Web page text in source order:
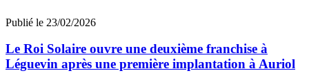
Publié le 23/02/2026
Le Roi Solaire ouvre une deuxième franchise à
Léguevin après une première implantation à Auriol